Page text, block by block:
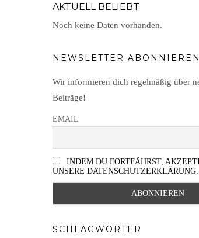
AKTUELL BELIEBT
Noch keine Daten vorhanden.
NEWSLETTER ABONNIEREN
Wir informieren dich regelmäßig über
Beiträge!
EMAIL
INDEM DU FORTFÄHRST,
UNSERE DATENSCHUTZERKLÄRUNG.
SCHLAGWÖRTER